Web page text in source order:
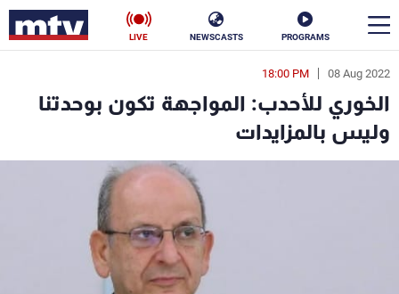
PROGRAMS
NEWSCASTS
LIVE
08 Aug 2022
18:00 PM
الخوري للأحدب: المواجهة تكون بوحدتنا
وليس بالمزايدات
en
الأخبار
سياسة ناس
فن
رياضة